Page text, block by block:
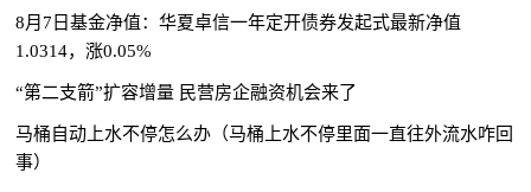
8月7日基金净值：华夏卓信一年定开债券发起式最新净值
1.0314，涨0.05%
“第二支箭”扩容增量 民营房企融资机会来了
马桶自动上水不停怎么办（马桶上水不停里面一直往外流水咋回
事）